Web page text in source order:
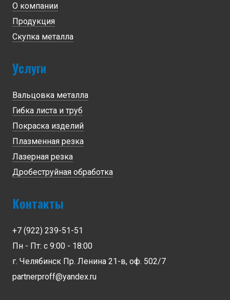
О компании
Продукция
Скупка металла
Услуги
Вальцовка металла
Гибка листа и труб
Покраска изделий
Плазменная резка
Лазерная резка
Дробеструйная обработка
Контакты
+7 (922) 239-51-51
Пн - Пт: с 9:00 - 18:00
г. Челябинск Пр. Ленина 21-в, оф. 502/7
partnerproff@yandex.ru